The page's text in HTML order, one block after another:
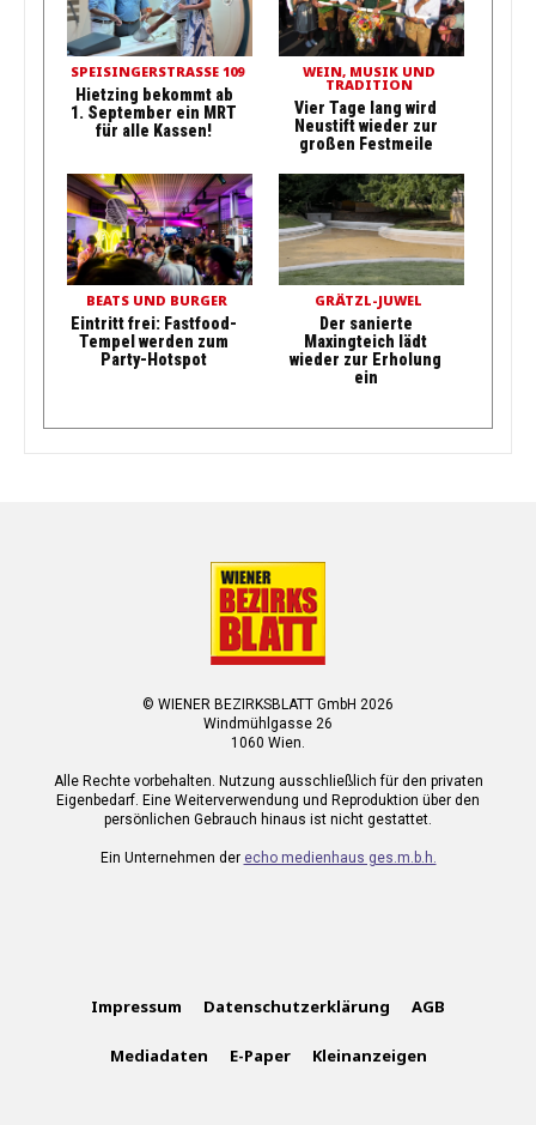
SPEISINGERSTRASSE 109
Hietzing bekommt ab
1. September ein MRT
für alle Kassen!
WEIN, MUSIK UND
TRADITION
Vier Tage lang wird
Neustift wieder zur
großen Festmeile
BEATS UND BURGER
Eintritt frei: Fastfood-
Tempel werden zum
Party-Hotspot
GRÄTZL-JUWEL
Der sanierte
Maxingteich lädt
wieder zur Erholung
ein
© WIENER BEZIRKSBLATT GmbH 2026
Windmühlgasse 26
1060 Wien.
Alle Rechte vorbehalten. Nutzung ausschließlich für den privaten
Eigenbedarf. Eine Weiterverwendung und Reproduktion über den
persönlichen Gebrauch hinaus ist nicht gestattet.
Ein Unternehmen der echo medienhaus ges.m.b.h.
Impressum Datenschutzerklärung AGB
Mediadaten E-Paper Kleinanzeigen